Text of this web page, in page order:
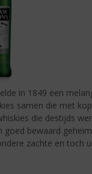
in 1849 een
samen die met
die destijds
goed bewaard
zachte en toch